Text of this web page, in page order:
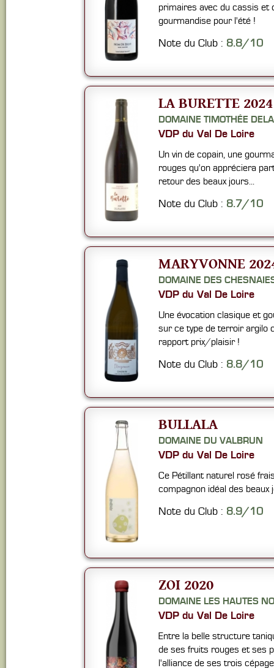
primaires avec du cassis et
gourmandise pour l'été !
Note du Club : 8.8/10
LA BURETTE 2024
DOMAINE TIMOTHÉE
VDP du Val De Loire
Un vin de copain, une
rouges qu'on appréciera
retour des beaux jours...
Note du Club : 8.7/10
MARYVONNE
DOMAINE DES
VDP du Val De Loire
Une évocation clasique et
sur ce type de terroir argilo
rapport prix/plaisir !
Note du Club : 8.8/10
BULLALA
DOMAINE DU VALBRUN
VDP du Val De Loire
Ce Pétillant naturel rosé
compagnon idéal des beaux
Note du Club : 8.9/10
ZOI 2020
DOMAINE LES HAUTES
VDP du Val De Loire
Entre la belle structure
de ses fruits rouges et ses
l'alliance de ses trois